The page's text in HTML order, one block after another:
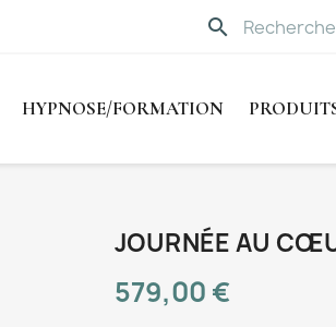
search
HYPNOSE/FORMATION
JOURNÉE AU
579,00 €